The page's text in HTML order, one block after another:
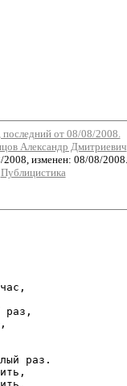
от 08/08/2008.
Александр Дмитриевич
изменен: 08/08/2008.
Публицистика
раз,
раз.